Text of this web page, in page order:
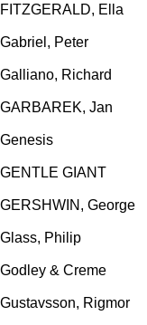
FITZGERALD, Ella
Gabriel, Peter
Galliano, Richard
GARBAREK, Jan
Genesis
GENTLE GIANT
GERSHWIN, George
Glass, Philip
Godley & Creme
Gustavsson, Rigmor